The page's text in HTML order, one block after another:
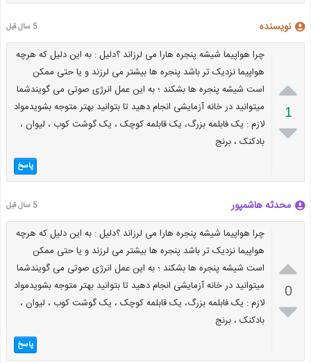
نویسنده 5 سال قبل

1

چرا هواپیما شیشه پنجره هارا می لرزاند ؟دلیل : به این دلیل که هرچه
هواپیما نزدیک تر باشد پنجره ها بیشتر می لرزند و یا حتی ممکن
است شیشه پنجره ها بشکند ؛ به این عمل انرژی صوتی می گویندشما
میتوانید در خانه آزمایشی انجام دهید تا بتوانید بهتر متوجه بشویدمواد
لازم : یک فابلمه بزرگ، یک قابلمه کوچک ، یک گوشت کوب ، لیوان ،
بادکنک ، برنج
پاسخ
محدثه هاشمپور 5 سال قبل

0

چرا هواپیما شیشه پنجره هارا می لرزاند ؟دلیل : به این دلیل که هرچه
هواپیما نزدیک تر باشد پنجره ها بیشتر می لرزند و یا حتی ممکن
است شیشه پنجره ها بشکند ؛ به این عمل انرژی صوتی می گویندشما
میتوانید در خانه آزمایشی انجام دهید تا بتوانید بهتر متوجه بشویدمواد
لازم : یک فابلمه بزرگ، یک قابلمه کوچک ، یک گوشت کوب ، لیوان ،
بادکنک ، برنج
پاسخ